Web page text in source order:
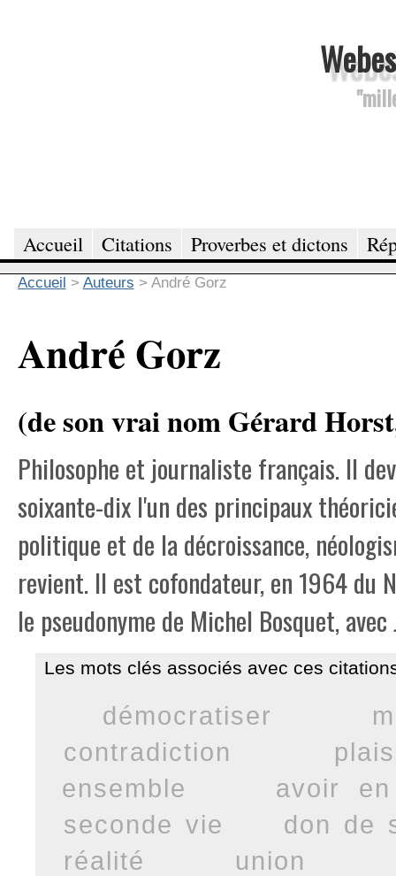
Accueil Citations Proverbes et dictons
Accueil > Auteurs > André Gorz
André Gorz
(de son vrai nom Gérard
Philosophe et journaliste français. Il
soixante-dix l'un des principaux
politique et de la décroissance,
revient. Il est cofondateur, en 1964 du
le pseudonyme de Michel Bosquet, avec
Les mots clés associés avec ces
démocratiser
contradiction
ensemble
avoir
seconde vie
don de
réalité
union